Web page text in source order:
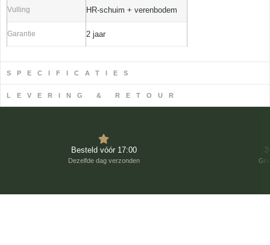
Vulling HR-schuim + verenbodem
Garantie 2 jaar
SPECIFICATIES
LEVERING & RETOUR
Besteld vóór 17:00
Dezelfde dag verzonden